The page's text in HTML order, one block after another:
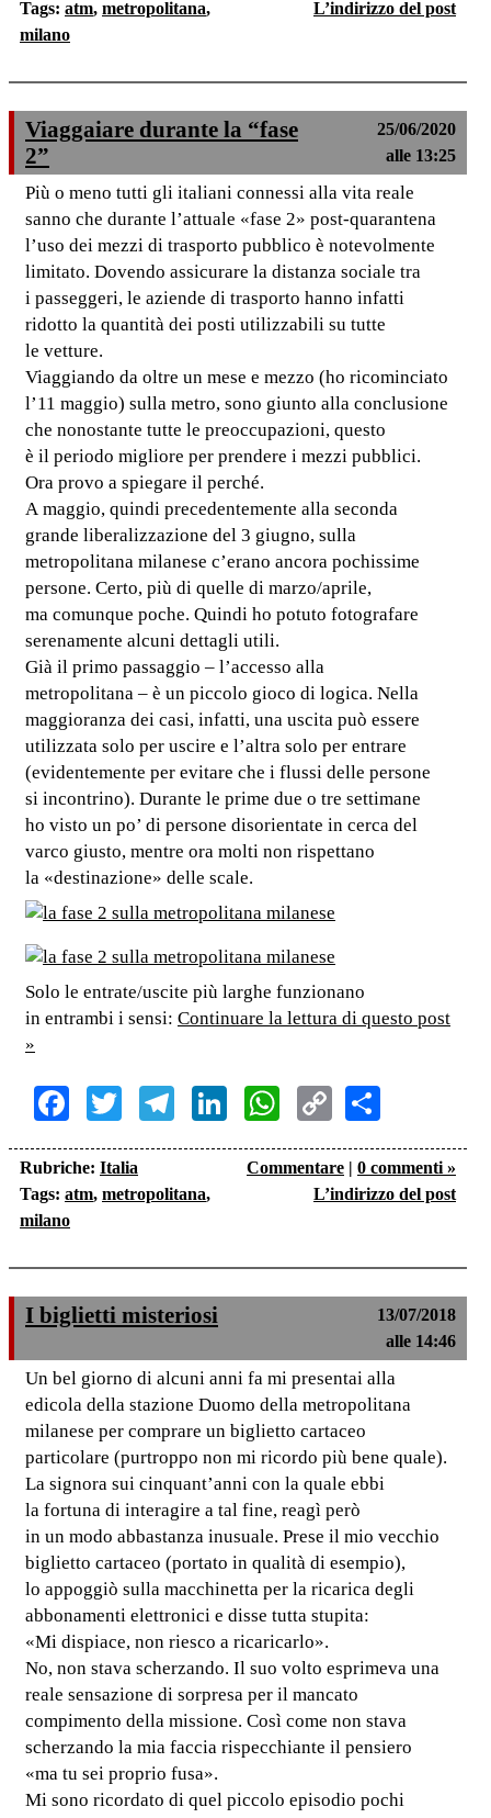
Tags: atm, metropolitana,
milano
L’indirizzo del post
Viaggaiare durante la “fase
2”
25/06/2020
alle 13:25
Più o meno tutti gli italiani connessi alla vita reale
sanno che durante l’attuale «fase 2» post-quarantena
l’uso dei mezzi di trasporto pubblico è notevolmente
limitato. Dovendo assicurare la distanza sociale tra
i passeggeri, le aziende di trasporto hanno infatti
ridotto la quantità dei posti utilizzabili su tutte
le vetture.
Viaggiando da oltre un mese e mezzo (ho ricominciato
l’11 maggio) sulla metro, sono giunto alla conclusione
che nonostante tutte le preoccupazioni, questo
è il periodo migliore per prendere i mezzi pubblici.
Ora provo a spiegare il perché.
A maggio, quindi precedentemente alla seconda
grande liberalizzazione del 3 giugno, sulla
metropolitana milanese c’erano ancora pochissime
persone. Certo, più di quelle di marzo/aprile,
ma comunque poche. Quindi ho potuto fotografare
serenamente alcuni dettagli utili.
Già il primo passaggio – l’accesso alla
metropolitana – è un piccolo gioco di logica. Nella
maggioranza dei casi, infatti, una uscita può essere
utilizzata solo per uscire e l’altra solo per entrare
(evidentemente per evitare che i flussi delle persone
si incontrino). Durante le prime due o tre settimane
ho visto un po’ di persone disorientate in cerca del
varco giusto, mentre ora molti non rispettano
la «destinazione» delle scale.
Solo le entrate/uscite più larghe funzionano
in entrambi i sensi: Continuare la lettura di questo post
»
Facebook
TwitterTelegram
LinkedInWhatsApp
Copy
Link
Rubriche: Italia
Tags: atm, metropolitana,
milano
Commentare | 0 commenti »
L’indirizzo del post
I biglietti misteriosi
13/07/2018
alle 14:46
Un bel giorno di alcuni anni fa mi presentai alla
edicola della stazione Duomo della metropolitana
milanese per comprare un biglietto cartaceo
particolare (purtroppo non mi ricordo più bene quale).
La signora sui cinquant’anni con la quale ebbi
la fortuna di interagire a tal fine, reagì però
in un modo abbastanza inusuale. Prese il mio vecchio
biglietto cartaceo (portato in qualità di esempio),
lo appoggiò sulla macchinetta per la ricarica degli
abbonamenti elettronici e disse tutta stupita:
«Mi dispiace, non riesco a ricaricarlo».
No, non stava scherzando. Il suo volto esprimeva una
reale sensazione di sorpresa per il mancato
compimento della missione. Così come non stava
scherzando la mia faccia rispecchiante il pensiero
«ma tu sei proprio fusa».
Mi sono ricordato di quel piccolo episodio pochi